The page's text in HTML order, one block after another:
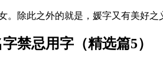
。除此之外的就是，媛字又有美好
禁忌用字（精选篇5）